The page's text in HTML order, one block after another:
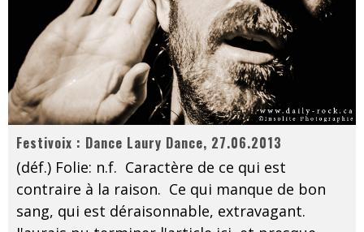
Festivoix : Dance Laury Dance, 27.06.2013
(déf.) Folie: n.f. Caractère de ce qui est
contraire à la raison. Ce qui manque de bon
sang, qui est déraisonnable, extravagant.